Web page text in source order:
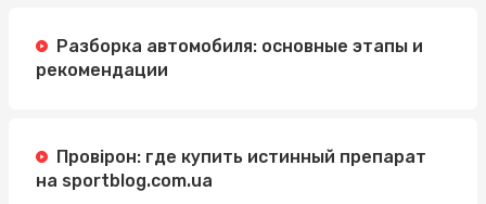
Разборка автомобиля: основные этапы и
рекомендации
Провірон: где купить истинный препарат
на sportblog.com.ua